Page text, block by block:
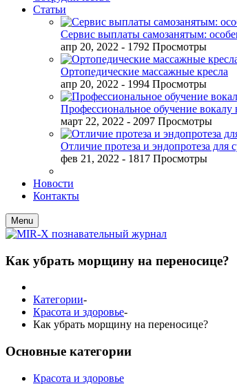
Статьи
Сервис выплаты самозанятым:
апр 20, 2022 - 1792 Просмотры
Ортопедические массажные кресла
апр 20, 2022 - 1994 Просмотры
Профессиональное обучение вокалу
март 22, 2022 - 2097 Просмотры
Отличие протеза и эндопротеза для
фев 21, 2022 - 1817 Просмотры
Новости
Контакты
Menu
Как убрать морщину на переносице?
Категории-
Красота и здоровье-
Как убрать морщину на переносице?
Основные категории
Красота и здоровье